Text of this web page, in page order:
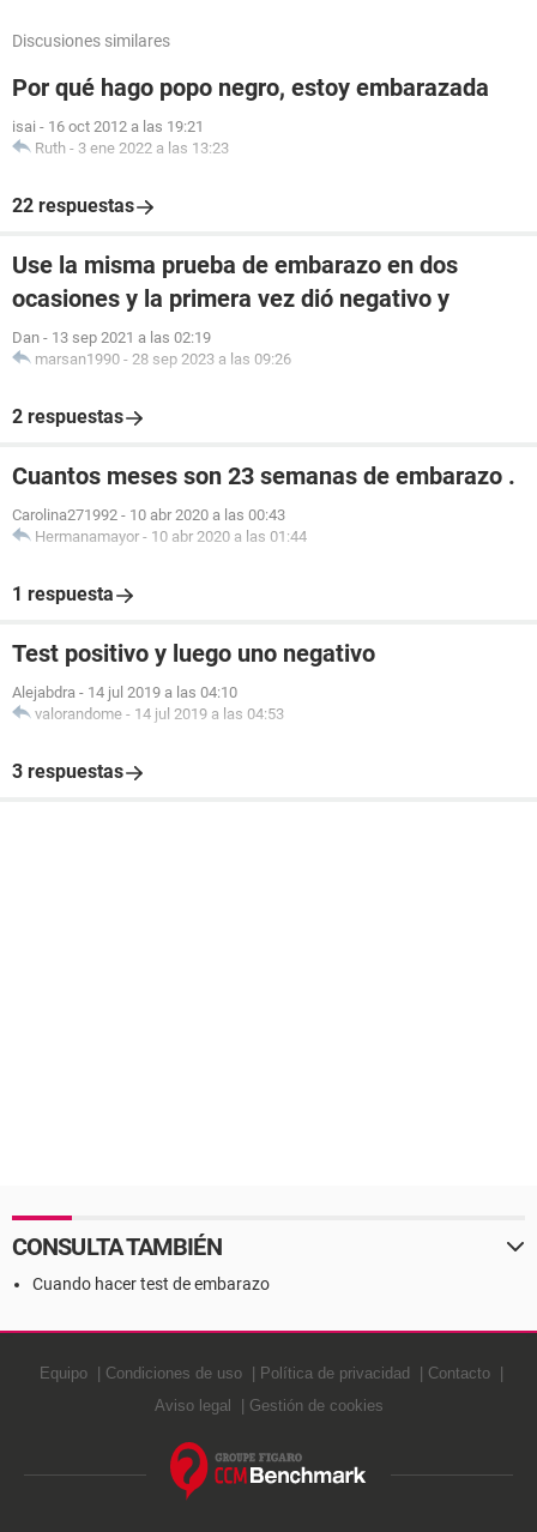
Discusiones similares
Por qué hago popo negro, estoy embarazada
isai - 16 oct 2012 a las 19:21
Ruth - 3 ene 2022 a las 13:23
22 respuestas
Use la misma prueba de embarazo en dos
ocasiones y la primera vez dió negativo y
Dan - 13 sep 2021 a las 02:19
marsan1990 - 28 sep 2023 a las 09:26
2 respuestas
Cuantos meses son 23 semanas de embarazo .
Carolina271992 - 10 abr 2020 a las 00:43
Hermanamayor - 10 abr 2020 a las 01:44
1 respuesta
Test positivo y luego uno negativo
Alejabdra - 14 jul 2019 a las 04:10
valorandome - 14 jul 2019 a las 04:53
3 respuestas
CONSULTA TAMBIÉN
Cuando hacer test de embarazo
Equipo Condiciones de uso Política de privacidad
Contacto
Aviso legal
Gestión de cookies